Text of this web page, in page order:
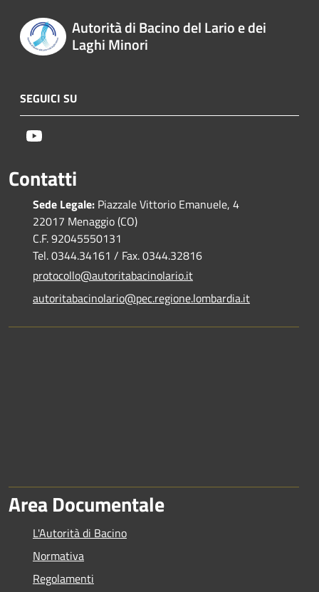
Autorità di Bacino del Lario e dei
Laghi Minori
SEGUICI SU
Contatti
Sede Legale: Piazzale Vittorio Emanuele, 4
22017 Menaggio (CO)
C.F. 92045550131
Tel. 0344.34161 / Fax. 0344.32816
protocollo@autoritabacinolario.it
autoritabacinolario@pec.regione.lombardia.it
Area Documentale
L'Autorità di Bacino
Normativa
Regolamenti